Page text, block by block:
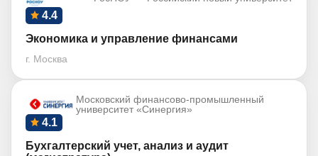
4.4
Экономика и управление финансами
г. Москва
Московский финансово-промышленный
университет «Синергия»
4.1
Бухгалтерский учет, анализ и аудит